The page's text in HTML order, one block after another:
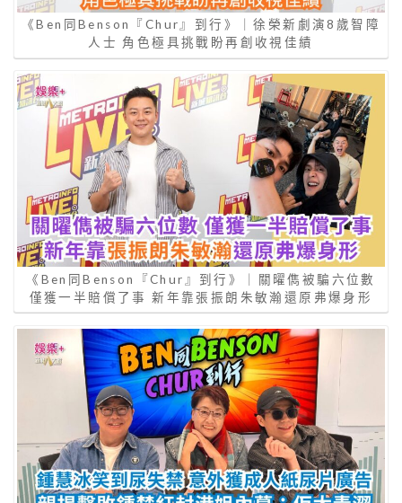
《Ben同Benson『Chur』到行》｜徐榮新劇演8歲智障
人士 角色極具挑戰盼再創收視佳績
《Ben同Benson『Chur』到行》｜關曜儁被騙六位數
僅獲一半賠償了事 新年靠張振朗朱敏瀚還原弗爆身形